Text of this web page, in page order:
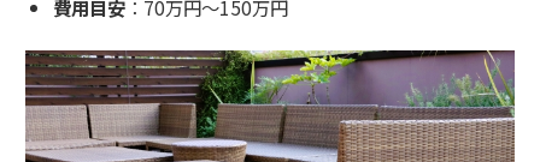
費用目安 ：70万円～150万円